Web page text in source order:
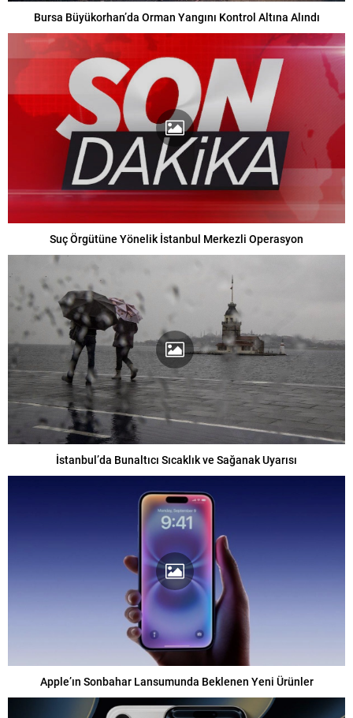
Bursa Büyükorhan’da Orman Yangını Kontrol Altına Alındı
Suç Örgütüne Yönelik İstanbul Merkezli Operasyon
İstanbul’da Bunaltıcı Sıcaklık ve Sağanak Uyarısı
Apple’ın Sonbahar Lansumunda Beklenen Yeni Ürünler